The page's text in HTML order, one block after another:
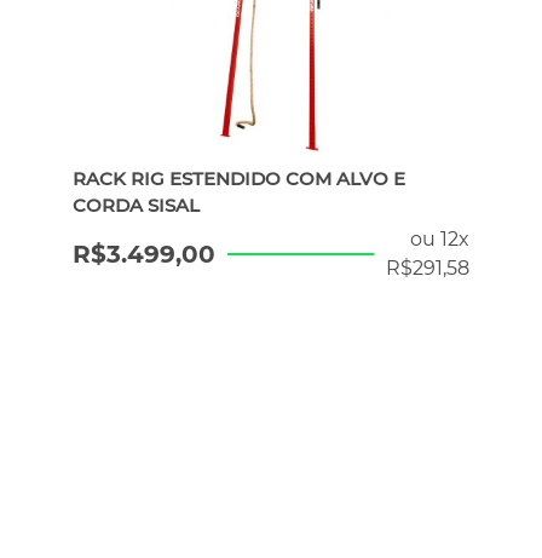
RACK RIG ESTENDIDO COM ALVO E
CORDA SISAL
ou 12x
R$291,58
R$3.499,00